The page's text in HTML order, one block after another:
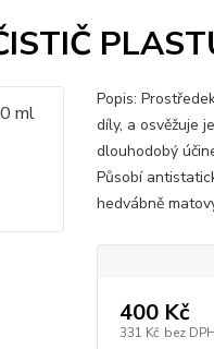
Popis:
díly, a osvěžuje
dlouhodobý
Působí
hedvábně
400 Kč
331 Kč bez DPH